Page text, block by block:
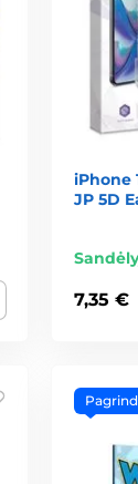
iPhone
JP 5D
7,35 €